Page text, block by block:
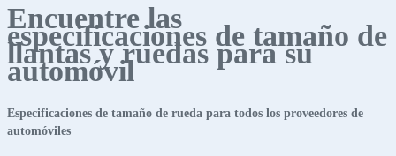
Encuentre las
especificaciones de tamaño de
llantas y ruedas para su
automóvil
Especificaciones de tamaño de rueda para todos los proveedores de
automóviles